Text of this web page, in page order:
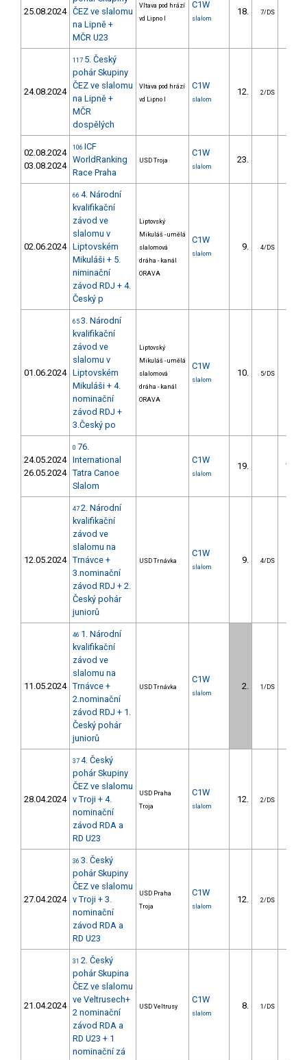
25.08.2024 ČEZ ve slalomu
na Lipně +
MČR U23
Vltava pod hrází
vd Lipno I
C1W
slalom
18. 7/DS
24.08.2024
117 5. Český
pohár Skupiny
ČEZ ve slalomu
na Lipně +
MČR
dospělých
Vltava pod hrází
vd Lipno I
C1W
slalom
12. 2/DS
02.08.2024
03.08.2024
106 ICF
WorldRanking
Race Praha
USD Troja
C1W
slalom
23.
02.06.2024
66 4. Národní
kvalifikační
závod ve
slalomu v
Liptovském
Mikuláši + 5.
niminační
závod RDJ + 4.
Český p
Liptovský
Mikuláš - umělá
slalomová
dráha - kanál
ORAVA
C1W
slalom
9. 4/DS
01.06.2024
65 3. Národní
kvalifikační
závod ve
slalomu v
Liptovském
Mikuláši + 4.
nominační
závod RDJ +
3.Český po
Liptovský
Mikuláš - umělá
slalomová
dráha - kanál
ORAVA
C1W
slalom
10. 5/DS
24.05.2024
26.05.2024
0 76.
International
Tatra Canoe
Slalom
C1W
slalom
19.
12.05.2024
47 2. Národní
kvalifikační
závod ve
slalomu na
Trnávce +
3.nominační
závod RDJ + 2.
Český pohár
juniorů
USD Trnávka
C1W
slalom
9. 4/DS
11.05.2024
46 1. Národní
kvalifikační
závod ve
slalomu na
Trnávce +
2.nominační
závod RDJ + 1.
Český pohár
juniorů
USD Trnávka
C1W
slalom
2. 1/DS
28.04.2024
37 4. Český
pohár Skupiny
ČEZ ve slalomu
v Troji + 4.
nominační
závod RDA a
RD U23
USD Praha
Troja
C1W
slalom
12. 2/DS
27.04.2024
36 3. Český
pohár Skupiny
ČEZ ve slalomu
v Troji + 3.
nominační
závod RDA a
RD U23
USD Praha
Troja
C1W
slalom
12. 2/DS
21.04.2024
31 2. Český
pohár Skupina
ČEZ ve slalomu
ve Veltrusech+
2 nominační
závod RDA a
RD U23 + 1
nominační zá
USD Veltrusy
C1W
slalom
8. 1/DS